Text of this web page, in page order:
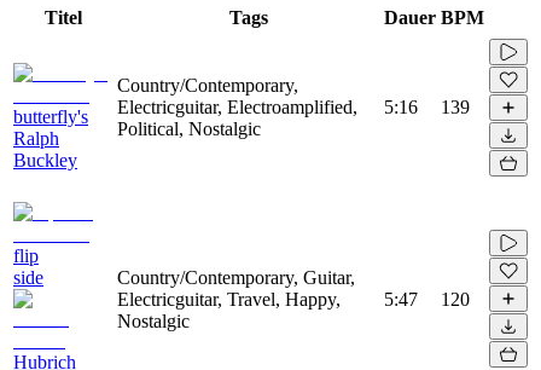
Titel Tags Dauer BPM
butterfly's
Ralph
Buckley
Country/Contemporary,
Electricguitar, Electroamplified,
Political, Nostalgic
5:16 139
flip
side
Hubrich
Country/Contemporary, Guitar,
Electricguitar, Travel, Happy,
Nostalgic
5:47 120